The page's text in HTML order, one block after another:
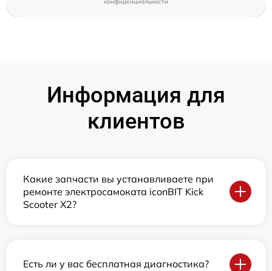
Информация для
клиентов
Какие запчасти вы устанавливаете при
ремонте электросамоката iconBIT Kick
Scooter X2?
Есть ли у вас бесплатная диагностика?